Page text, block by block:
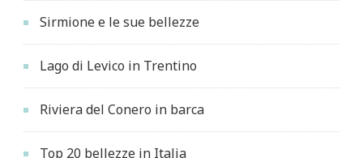
Sirmione e le sue bellezze
Lago di Levico in Trentino
Riviera del Conero in barca
Top 20 bellezze in Italia